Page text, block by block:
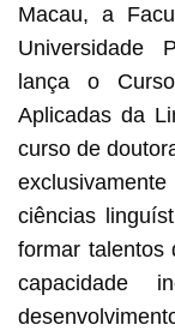
Macau, a
Universidade
lança o
Aplicadas da
curso de
ciências
formar talentos
capacidade